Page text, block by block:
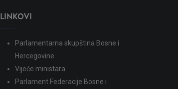
LINKOVI
Parlamentarna skupština Bosne i
Hercegovine
Vijeće ministara
Parlament Federacije Bosne i